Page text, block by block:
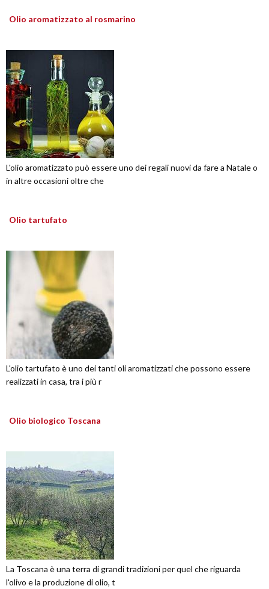
Olio aromatizzato al rosmarino
L'olio aromatizzato può essere uno dei regali nuovi da fare a Natale o
in altre occasioni oltre che
Olio tartufato
L'olio tartufato è uno dei tanti oli aromatizzati che possono essere
realizzati in casa, tra i più r
Olio biologico Toscana
La Toscana è una terra di grandi tradizioni per quel che riguarda
l'olivo e la produzione di olio, t